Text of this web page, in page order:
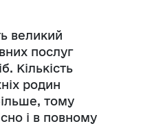
великий
послуг
Кількість
родин
тому
і в повному